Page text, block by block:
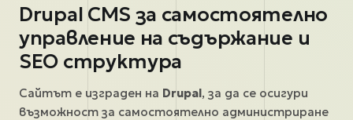
Drupal CMS за самостоятелно
управление на съдържание и
SEO структура
Сайтът е изграден на Drupal, за да се осигури
възможност за самостоятелно администриране